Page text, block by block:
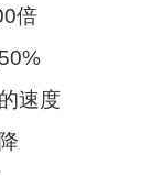
倍
速度